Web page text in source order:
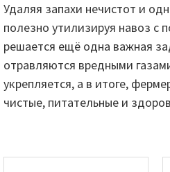
Удаляя запахи нечистот и
полезно утилизируя навоз с
решается ещё одна важная
отравляются вредными
укрепляется, а в итоге,
чистые, питательные и